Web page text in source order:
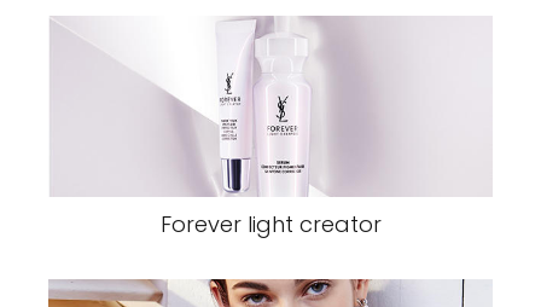
Forever light creator